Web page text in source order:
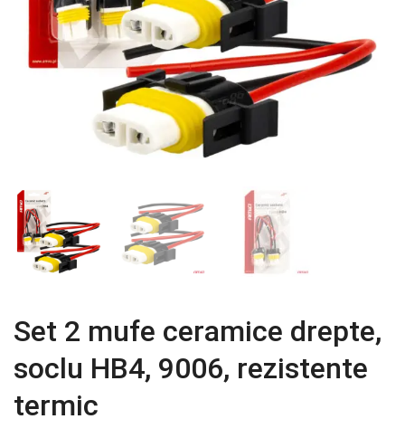
Set 2 mufe ceramice drepte,
soclu HB4, 9006, rezistente
termic